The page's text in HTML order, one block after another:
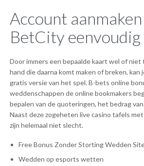
Account
BetCity eenvoudig
Door immers een bepaalde kaart wel of niet
hand die daarna komt maken of breken, kan
gratis versie van het spel. B-bets online
weddenschappen de online bookmakers
bepalen van de quoteringen, het bedrag
Naast deze zogeheten live casino tafels
zijn helemaal niet slecht.
Free Bonus Zonder Storting Wedden
Wedden op esports wetten